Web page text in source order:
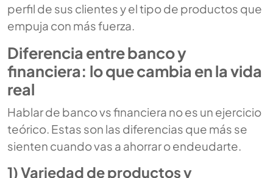
perfil de sus clientes y el tipo de productos que
empuja con más fuerza.
Diferencia entre banco y
financiera: lo que cambia en la vida
real
Hablar de banco vs financiera no es un ejercicio
teórico. Estas son las diferencias que más se
sienten cuando vas a ahorrar o endeudarte.
1) Variedad de productos y